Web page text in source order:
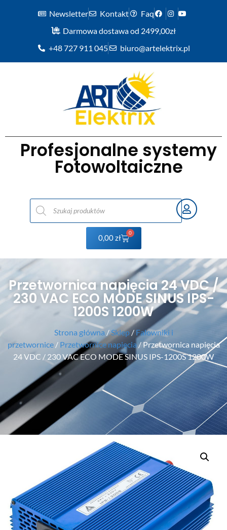
Newsletter Kontakt
Faq
Darmowa dostawa od 2499,00zł
+48 727 911 045
biuro@artelektrix.pl
Profesjonalne systemy
Fotowoltaiczne
0,00zł
0
Przetwornica napięcia 24 VDC /
230 VAC ECO MODE SINUS IPS-
1200S 1200W
Strona główna/Sklep/ Falowniki i
przetwornice/ Przetwornice napięcia/ Przetwornica napięcia
24 VDC / 230 VAC ECO MODE SINUS IPS-1200S 1200W